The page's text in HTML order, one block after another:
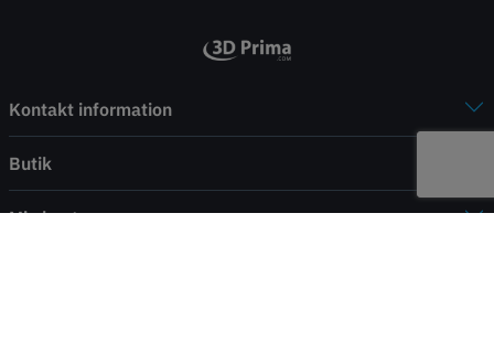
Kontakt information
Butik
Min konto